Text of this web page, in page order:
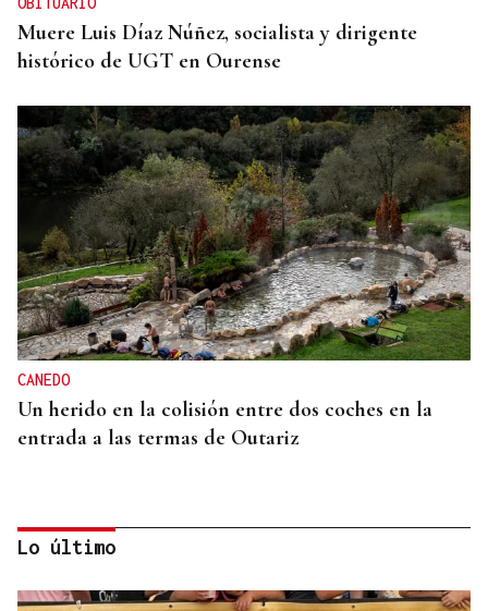
Muere Luis Díaz Núñez, socialista y dirigente
histórico de UGT en Ourense
CANEDO
Un herido en la colisión entre dos coches en la
entrada a las termas de Outariz
Lo último